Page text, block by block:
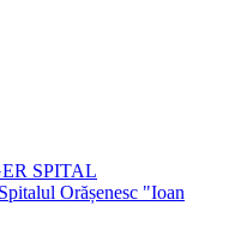
SPITAL
Orășenesc "Ioan